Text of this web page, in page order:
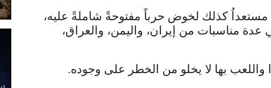
كذلك لخوض حرباً مفتوحةً شاملةً عليه،
مناسبات من إيران، واليمن، والعراق،
واللعب بها لا يخلو من الخطر على وجوده.